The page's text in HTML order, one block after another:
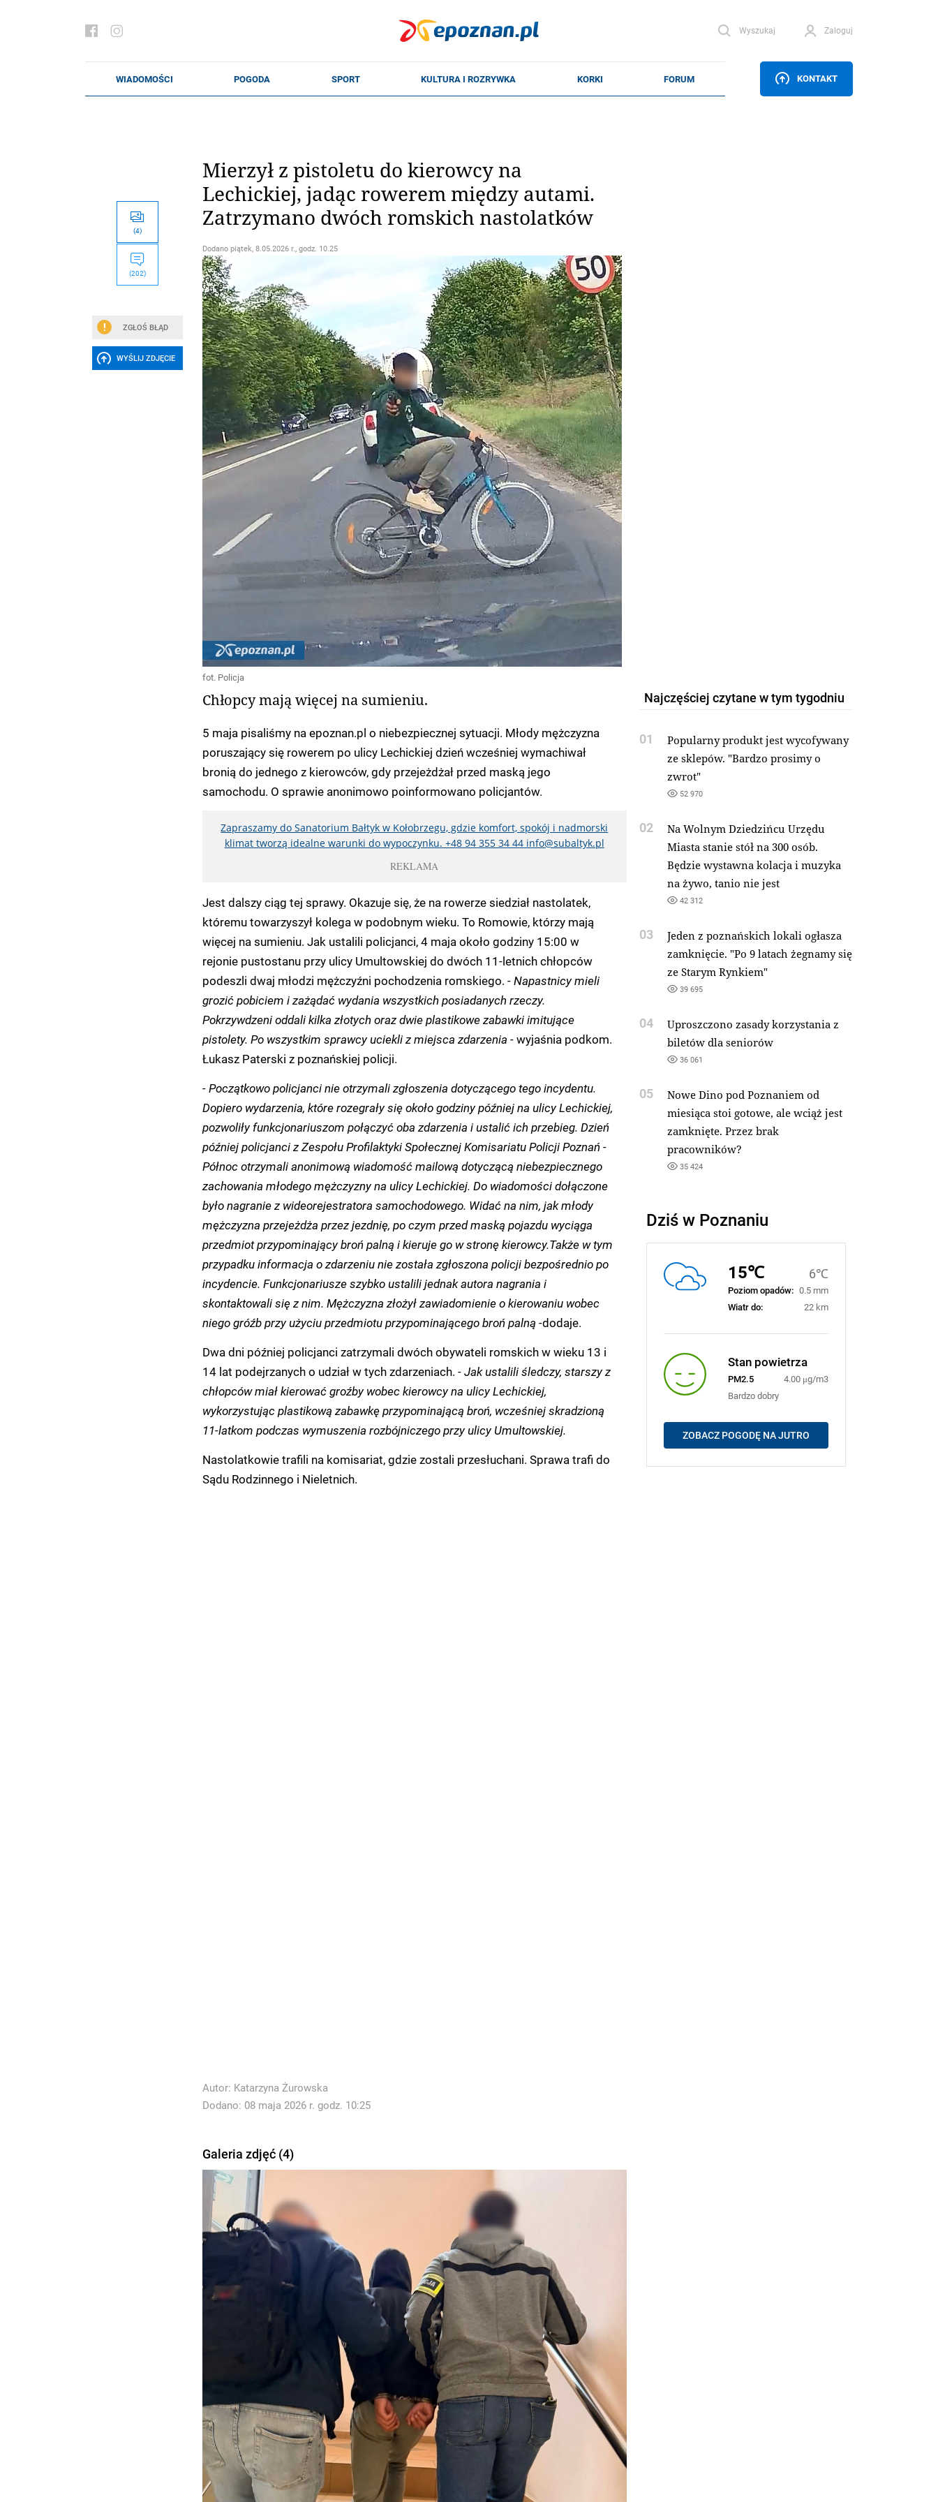
Wyszukaj Zaloguj
KONTAKT
(4)
(202)
ZGŁOŚ BŁĄD
WYŚLIJ ZDJĘCIE
Mierzył z pistoletu do kierowcy na
Lechickiej, jadąc rowerem między autami.
Zatrzymano dwóch romskich nastolatków
Dodano piątek, 8.05.2026 r., godz. 10.25
fot. Policja
Chłopcy mają więcej na sumieniu.
5 maja pisaliśmy na epoznan.pl o niebezpiecznej sytuacji. Młody mężczyzna
poruszający się rowerem po ulicy Lechickiej dzień wcześniej wymachiwał
bronią do jednego z kierowców, gdy przejeżdżał przed maską jego
samochodu. O sprawie anonimowo poinformowano policjantów.
Zapraszamy do Sanatorium Bałtyk w Kołobrzegu, gdzie komfort, spokój i nadmorski
klimat tworzą idealne warunki do wypoczynku. +48 94 355 34 44 info@subaltyk.pl
REKLAMA
Jest dalszy ciąg tej sprawy. Okazuje się, że na rowerze siedział nastolatek,
któremu towarzyszył kolega w podobnym wieku. To Romowie, którzy mają
więcej na sumieniu. Jak ustalili policjanci, 4 maja około godziny 15:00 w
rejonie pustostanu przy ulicy Umultowskiej do dwóch 11-letnich chłopców
podeszli dwaj młodzi mężczyźni pochodzenia romskiego. - Napastnicy mieli
grozić pobiciem i zażądać wydania wszystkich posiadanych rzeczy.
Pokrzywdzeni oddali kilka złotych oraz dwie plastikowe zabawki imitujące
pistolety. Po wszystkim sprawcy uciekli z miejsca zdarzenia -wyjaśnia podkom.
Łukasz Paterski z poznańskiej policji.
- Początkowo policjanci nie otrzymali zgłoszenia dotyczącego tego incydentu.
Dopiero wydarzenia, które rozegrały się około godziny później na ulicy Lechickiej,
pozwoliły funkcjonariuszom połączyć oba zdarzenia i ustalić ich przebieg. Dzień
później policjanci z Zespołu Profilaktyki Społecznej Komisariatu Policji Poznań -
Północ otrzymali anonimową wiadomość mailową dotyczącą niebezpiecznego
zachowania młodego mężczyzny na ulicy Lechickiej. Do wiadomości dołączone
było nagranie z wideorejestratora samochodowego. Widać na nim, jak młody
mężczyzna przejeżdża przez jezdnię, po czym przed maską pojazdu wyciąga
przedmiot przypominający broń palną i kieruje go w stronę kierowcy.Także w tym
przypadku informacja o zdarzeniu nie została zgłoszona policji bezpośrednio po
incydencie. Funkcjonariusze szybko ustalili jednak autora nagrania i
skontaktowali się z nim. Mężczyzna złożył zawiadomienie o kierowaniu wobec
niego gróźb przy użyciu przedmiotu przypominającego broń palną -dodaje.
Dwa dni później policjanci zatrzymali dwóch obywateli romskich w wieku 13 i
14 lat podejrzanych o udział w tych zdarzeniach. - Jak ustalili śledczy, starszy z
chłopców miał kierować groźby wobec kierowcy na ulicy Lechickiej,
wykorzystując plastikową zabawkę przypominającą broń, wcześniej skradzioną
11-latkom podczas wymuszenia rozbójniczego przy ulicy Umultowskiej.
Nastolatkowie trafili na komisariat, gdzie zostali przesłuchani. Sprawa trafi do
Sądu Rodzinnego i Nieletnich.
Autor: Katarzyna Żurowska
Dodano: 08 maja 2026 r. godz. 10:25
Galeria zdjęć (4)
Najczęściej czytane w tym tygodniu
01
Popularny produkt jest wycofywany
ze sklepów. "Bardzo prosimy o
zwrot"
52 970
02
Na Wolnym Dziedzińcu Urzędu
Miasta stanie stół na 300 osób.
Będzie wystawna kolacja i muzyka
na żywo, tanio nie jest
42 312
03
Jeden z poznańskich lokali ogłasza
zamknięcie. "Po 9 latach żegnamy się
ze Starym Rynkiem"
39 695
04
Uproszczono zasady korzystania z
biletów dla seniorów
36 061
05
Nowe Dino pod Poznaniem od
miesiąca stoi gotowe, ale wciąż jest
zamknięte. Przez brak
pracowników?
35 424
Dziś w Poznaniu
15℃ 6℃
Poziom opadów: 0.5 mm
Wiatr do:
22 km
Stan powietrza
PM2.5
4.00 μg/m3
Bardzo dobry
ZOBACZ POGODĘ NA JUTRO